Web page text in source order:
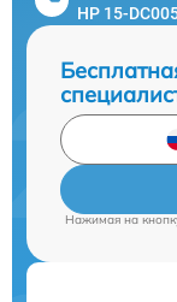
HP 15-
Нажимая на